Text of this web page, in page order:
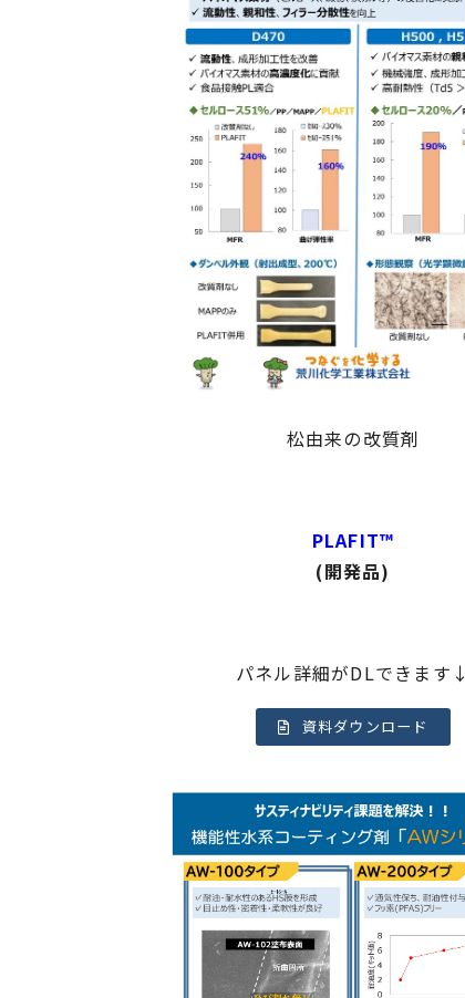
松由来の改質剤
PLAFIT™
(開発品)
パネル詳細がDLできます↓
資料ダウンロード